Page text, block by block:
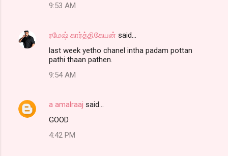
9:53 AM
ரமேஷ் கார்த்திகேயன் said…
last week yetho chanel intha padam pottan
pathi thaan pathen.
9:54 AM
a amalraaj said…
GOOD
4:42 PM